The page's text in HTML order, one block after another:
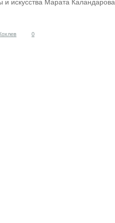
и искусства Марата Каландарова
0